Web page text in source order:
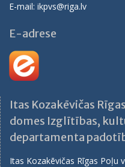
E-mail: ikpvs@riga.lv
E-adrese
Itas Kozakēvičas
domes Izglītības,
departamenta
Itas Kozakēvičas Rīgas Poļu